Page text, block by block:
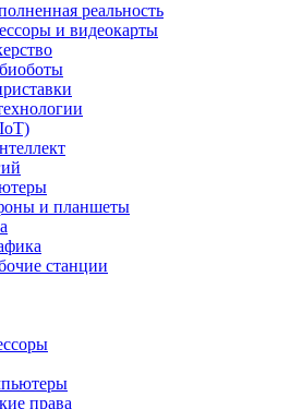
реальность
и видеокарты
и планшеты
станции
права